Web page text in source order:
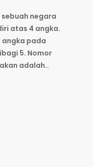
negara
atas 4 angka.
angka pada
5. Nomor
adalah..